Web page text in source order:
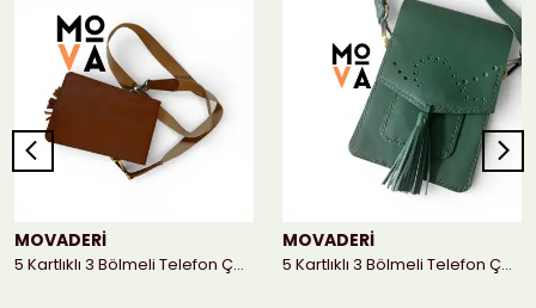
MOVADERİ
5 Kartlıklı 3 Bölmeli Telefon Çantası - Taba
MOVADERİ
5 Kartlıklı 3 Bölmeli Telefon Çantası